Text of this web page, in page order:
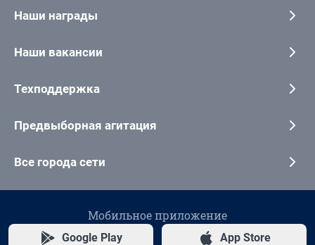
Наши награды
Наши вакансии
Техподдержка
Предвыборная агитация
Все города сети
Мобильное приложение
Google Play App Store